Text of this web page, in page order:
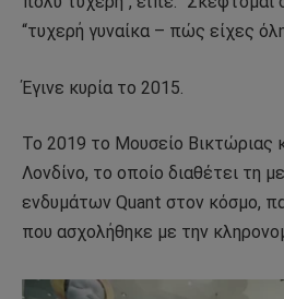
“τυχερή γυναίκα – πώς είχες
Έγινε κυρία το 2015.
Το 2019 το Μουσείο Βικτώριας
Λονδίνο, το οποίο διαθέτει τη
ενδυμάτων Quant στον κόσμο,
που ασχολήθηκε με την